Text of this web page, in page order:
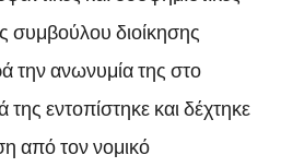
συμβούλου διοίκησης
την ανωνυμία της στο
της εντοπίστηκε και δέχτηκε
από τον νομικό